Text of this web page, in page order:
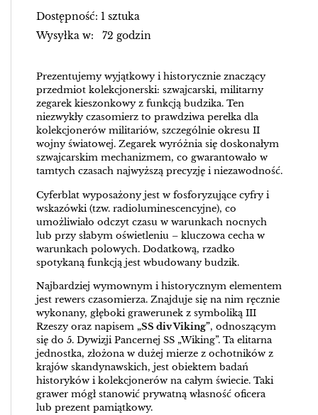
Dostępność: 1 sztuka
Wysyłka w: 72 godzin
Prezentujemy wyjątkowy i historycznie znaczący
przedmiot kolekcjonerski: szwajcarski, militarny
zegarek kieszonkowy z funkcją budzika. Ten
niezwykły czasomierz to prawdziwa perełka dla
kolekcjonerów militariów, szczególnie okresu II
wojny światowej. Zegarek wyróżnia się doskonałym
szwajcarskim mechanizmem, co gwarantowało w
tamtych czasach najwyższą precyzję i niezawodność.
Cyferblat wyposażony jest w fosforyzujące cyfry i
wskazówki (tzw. radioluminescencyjne), co
umożliwiało odczyt czasu w warunkach nocnych
lub przy słabym oświetleniu – kluczowa cecha w
warunkach polowych. Dodatkową, rzadko
spotykaną funkcją jest wbudowany budzik.
Najbardziej wymownym i historycznym elementem
jest rewers czasomierza. Znajduje się na nim ręcznie
wykonany, głęboki grawerunek z symboliką III
Rzeszy oraz napisem „SS div Viking”, odnoszącym
się do 5. Dywizji Pancernej SS „Wiking”. Ta elitarna
jednostka, złożona w dużej mierze z ochotników z
krajów skandynawskich, jest obiektem badań
historyków i kolekcjonerów na całym świecie. Taki
grawer mógł stanowić prywatną własność oficera
lub prezent pamiątkowy.